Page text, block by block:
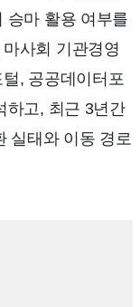
승마 활용 여부를
사회 기관경영
, 공공데이터포
하고, 최근 3년간
실태와 이동 경로